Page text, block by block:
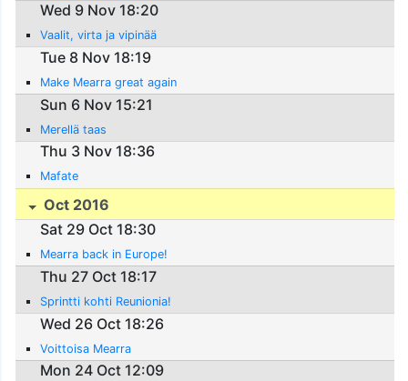
Wed 9 Nov 18:20
Vaalit, virta ja vipinää
Tue 8 Nov 18:19
Make Mearra great again
Sun 6 Nov 15:21
Merellä taas
Thu 3 Nov 18:36
Mafate
Oct 2016
Sat 29 Oct 18:30
Mearra back in Europe!
Thu 27 Oct 18:17
Sprintti kohti Reunionia!
Wed 26 Oct 18:26
Voittoisa Mearra
Mon 24 Oct 12:09